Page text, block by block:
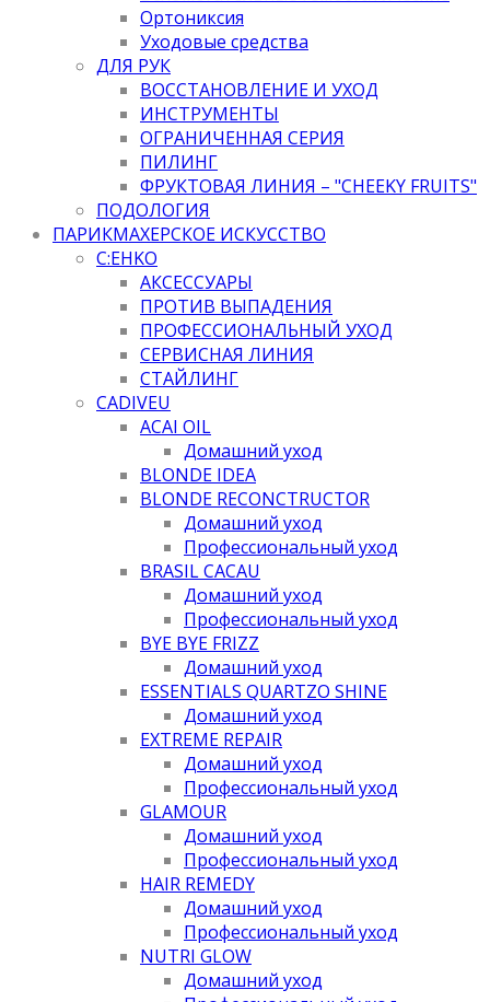
Ортониксия
Уходовые средства
ДЛЯ РУК
ВОССТАНОВЛЕНИЕ И УХОД
ИНСТРУМЕНТЫ
ОГРАНИЧЕННАЯ СЕРИЯ
ПИЛИНГ
ФРУКТОВАЯ ЛИНИЯ – "CHEEKY FRUITS"
ПОДОЛОГИЯ
ПАРИКМАХЕРСКОЕ ИСКУССТВО
C:EHKO
АКСЕССУАРЫ
ПРОТИВ ВЫПАДЕНИЯ
ПРОФЕССИОНАЛЬНЫЙ УХОД
СЕРВИСНАЯ ЛИНИЯ
СТАЙЛИНГ
CADIVEU
ACAI OIL
Домашний уход
BLONDE IDEA
BLONDE RECONCTRUCTOR
Домашний уход
Профессиональный уход
BRASIL CACAU
Домашний уход
Профессиональный уход
BYE BYE FRIZZ
Домашний уход
ESSENTIALS QUARTZO SHINE
Домашний уход
EXTREME REPAIR
Домашний уход
Профессиональный уход
GLAMOUR
Домашний уход
Профессиональный уход
HAIR REMEDY
Домашний уход
Профессиональный уход
NUTRI GLOW
Домашний уход